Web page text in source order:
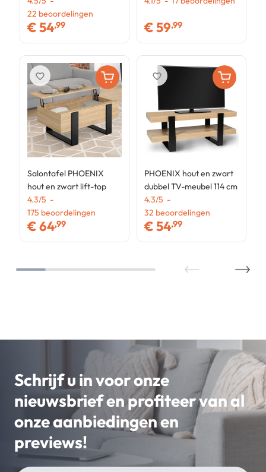
22 beoordelingen
€54,99
Salontafel PHOENIX
hout en zwart lift-top
4.3/5 -
175 beoordelingen
€64,99
favorite_border
€59,99
PHOENIX hout en zwart
dubbel TV-meubel 114 cm
4.3/5 -
32 beoordelingen
€54,99
favorite_border
Schrijf u in voor onze
nieuwsbrief en profiteer van al
onze aanbiedingen en
previews!